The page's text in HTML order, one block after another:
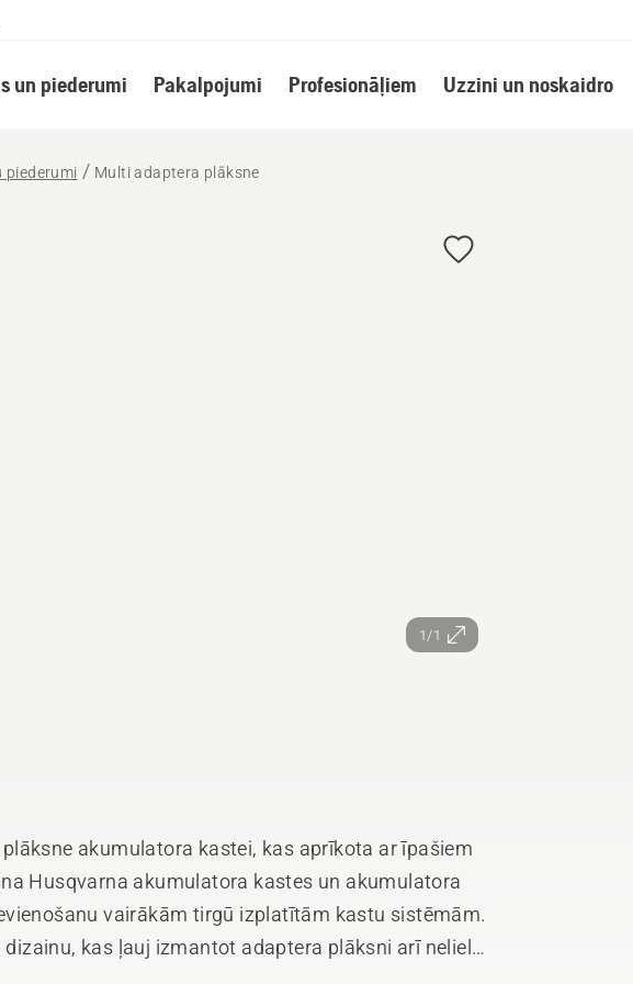
un piederumi Pakalpojumi Profesionāļiem Uzzini un noskaidro
piederumi Multi adaptera plāksne
1/1
akumulatora kastei, kas aprīkota ar īpašiem
Husqvarna akumulatora kastes un akumulatora
vairākām tirgū izplatītām kastu sistēmām.
kas ļauj izmantot adaptera plāksni arī nelielu